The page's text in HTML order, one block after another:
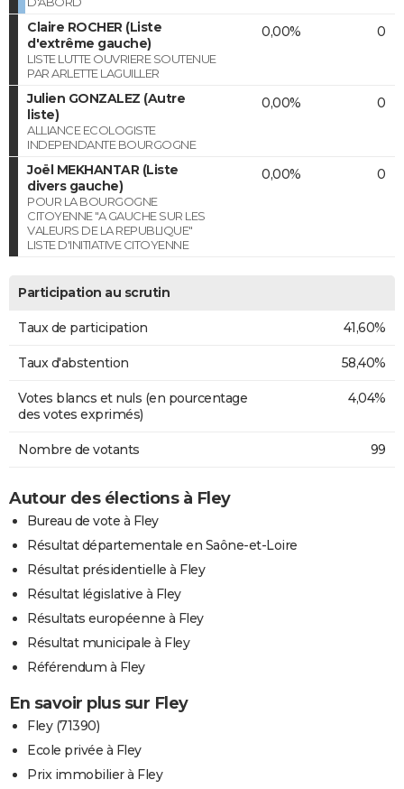
Claire ROCHER (Liste
d'extrême gauche)
LISTE LUTTE OUVRIERE SOUTENUE
PAR ARLETTE LAGUILLER
0,00% 0
Julien GONZALEZ (Autre
liste)
ALLIANCE ECOLOGISTE
INDEPENDANTE BOURGOGNE
0,00% 0
Joël MEKHANTAR (Liste
divers gauche)
POUR LA BOURGOGNE
CITOYENNE "A GAUCHE SUR LES
VALEURS DE LA REPUBLIQUE"
LISTE D'INITIATIVE CITOYENNE
0,00% 0
Participation au scrutin
Taux de participation 41,60%
Taux d'abstention 58,40%
Votes blancs et nuls (en pourcentage
des votes exprimés)
4,04%
Nombre de votants 99
Autour des élections à Fley
Bureau de vote à Fley
Résultat départementale en Saône-et-Loire
Résultat présidentielle à Fley
Résultat législative à Fley
Résultats européenne à Fley
Résultat municipale à Fley
Référendum à Fley
En savoir plus sur Fley
Fley (71390)
Ecole privée à Fley
Prix immobilier à Fley